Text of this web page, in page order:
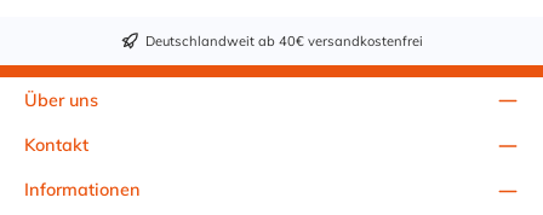
Deutschlandweit ab 40€ versandkostenfrei
Über uns
Kontakt
Informationen